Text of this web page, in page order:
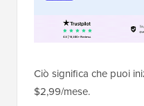
Ciò significa che puoi
$2,99/mese.